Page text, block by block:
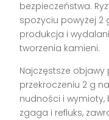
bezpieczeństwa.
spożyciu powyżej 2
produkcja i
tworzenia kamieni.
Najczęstsze
przekroczeniu 2 g
nudności i wymioty,
zgaga i refluks,